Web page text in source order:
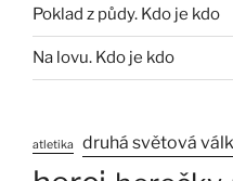
Poklad z půdy. Kdo je kdo
Na lovu. Kdo je kdo
atletika druhá světová